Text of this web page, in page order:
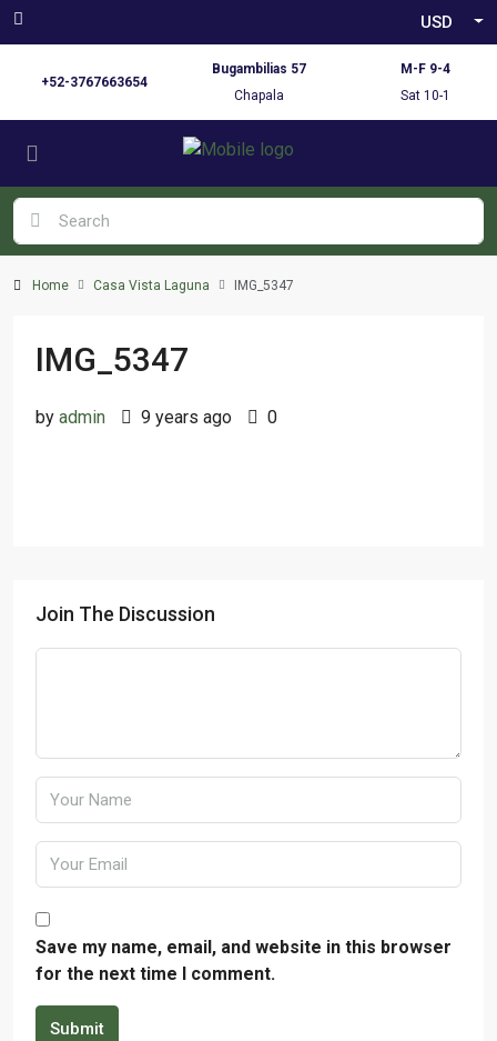
USD
+52-3767663654
Bugambilias 57
Chapala
M-F 9-4
Sat 10-1
Home Casa Vista Laguna IMG_5347
IMG_5347
by admin 9 years ago 0
Join The Discussion
Save my name, email, and website in this browser
for the next time I comment.
Submit